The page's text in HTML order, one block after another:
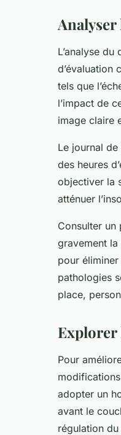
L’analyse
d’évaluation
tels que
l’impact de
image claire
Le journal
des heures
objectiver la
atténuer
Consulter un
gravement
pour
pathologies
place,
Pour
adopter un
avant le
régulation